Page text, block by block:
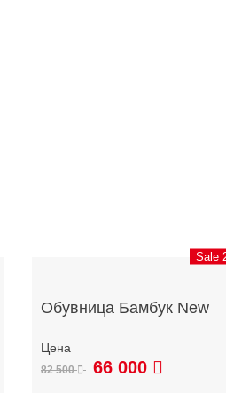
Sale
Обувница Бамбук New
82 500 66 000